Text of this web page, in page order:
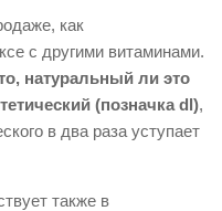
как
с другими витаминами.
натуральный ли это
(позначка dl),
в два раза уступает
также в